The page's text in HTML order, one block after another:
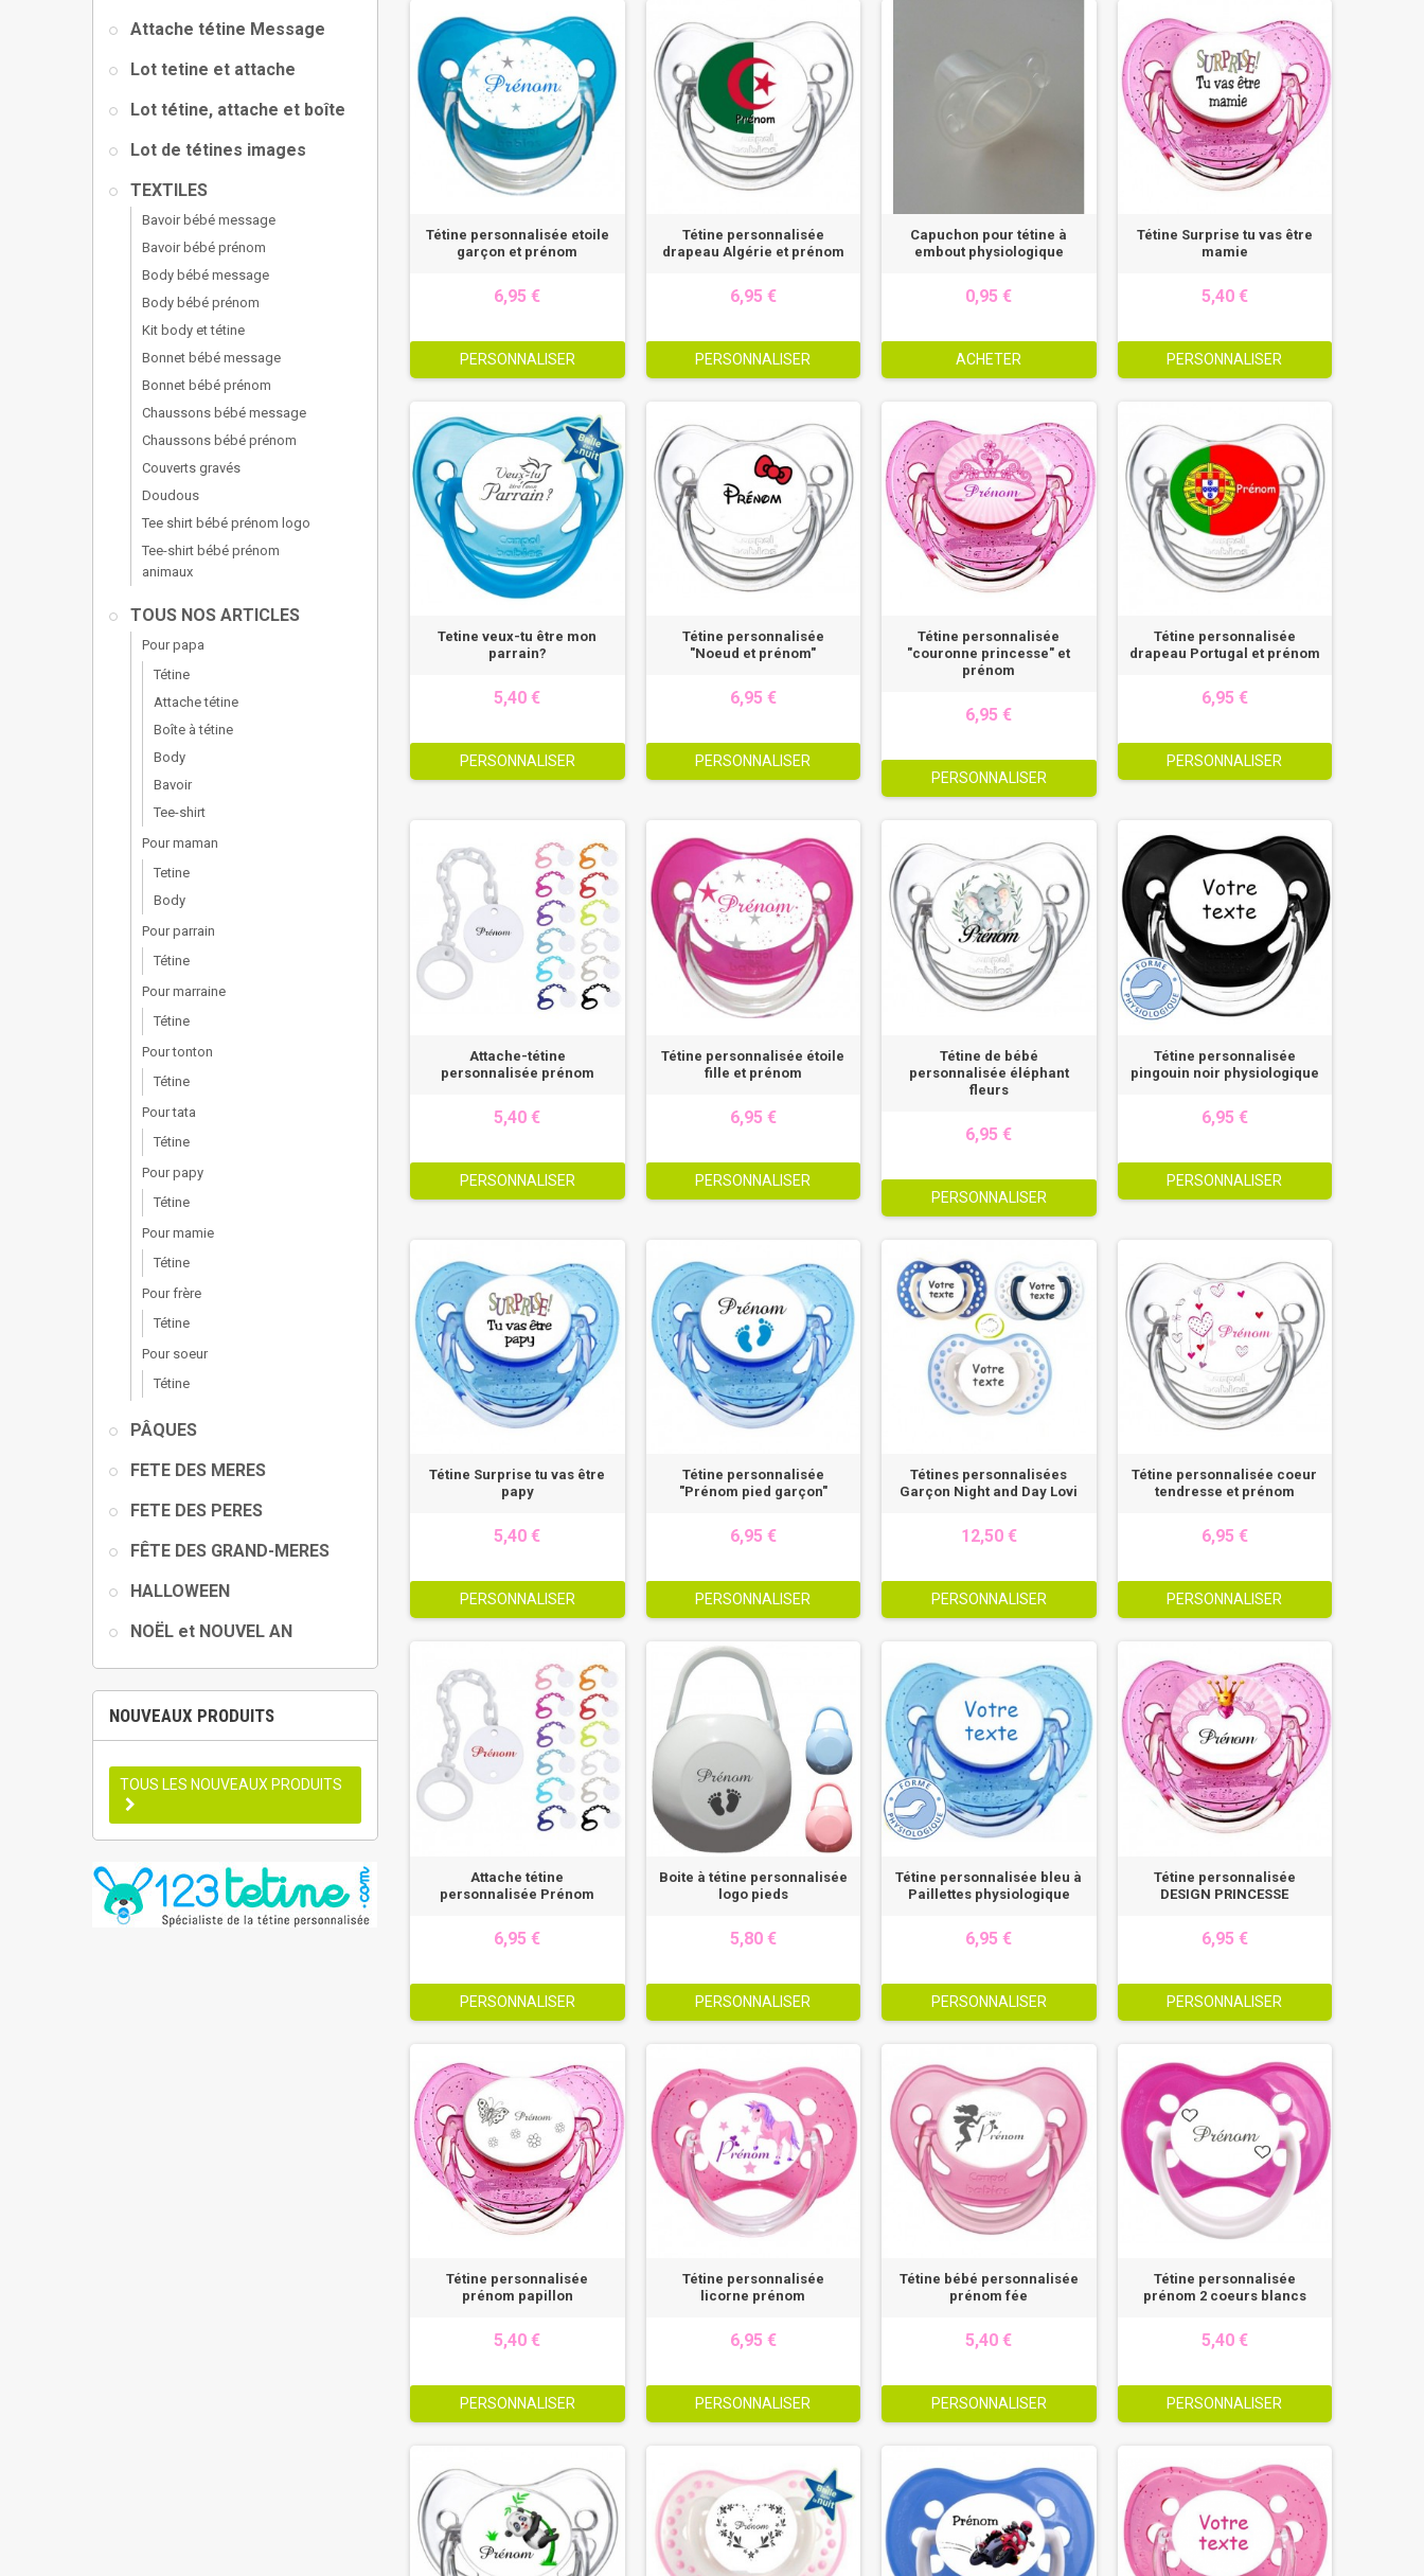
Attache tétine Message
Lot tetine et attache
Lot tétine, attache et boîte
Lot de tétines images
TEXTILES
Bavoir bébé message
Bavoir bébé prénom
Body bébé message
Body bébé prénom
Kit body et tétine
Bonnet bébé message
Bonnet bébé prénom
Chaussons bébé message
Chaussons bébé prénom
Couverts gravés
Doudous
Tee shirt bébé prénom logo
Tee-shirt bébé prénom
animaux
TOUS NOS ARTICLES
Pour papa
Tétine
Attache tétine
Boîte à tétine
Body
Bavoir
Tee-shirt
Pour maman
Tetine
Body
Pour parrain
Tétine
Pour marraine
Tétine
Pour tonton
Tétine
Pour tata
Tétine
Pour papy
Tétine
Pour mamie
Tétine
Pour frère
Tétine
Pour soeur
Tétine
PÂQUES
FETE DES MERES
FETE DES PERES
FÊTE DES GRAND-MERES
HALLOWEEN
NOËL et NOUVEL AN
NOUVEAUX PRODUITS
TOUS LES NOUVEAUX PRODUITS
Tétine personnalisée etoile
garçon et prénom
6,95 €
PERSONNALISER
Tétine personnalisée
drapeau Algérie et prénom
6,95 €
PERSONNALISER
Capuchon pour tétine à
embout physiologique
0,95 €
ACHETER
Tétine Surprise tu vas être
mamie
5,40 €
PERSONNALISER
Tetine veux-tu être mon
parrain?
5,40 €
PERSONNALISER
Tétine personnalisée
"Noeud et prénom"
6,95 €
PERSONNALISER
Tétine personnalisée
"couronne princesse" et
prénom
6,95 €
PERSONNALISER
Tétine personnalisée
drapeau Portugal et prénom
6,95 €
PERSONNALISER
Attache-tétine
personnalisée prénom
5,40 €
PERSONNALISER
Tétine personnalisée étoile
fille et prénom
6,95 €
PERSONNALISER
Tétine de bébé
personnalisée éléphant
fleurs
6,95 €
PERSONNALISER
Tétine personnalisée
pingouin noir physiologique
6,95 €
PERSONNALISER
Tétine Surprise tu vas être
papy
5,40 €
PERSONNALISER
Tétine personnalisée
"Prénom pied garçon"
6,95 €
PERSONNALISER
Tétines personnalisées
Garçon Night and Day Lovi
12,50 €
PERSONNALISER
Tétine personnalisée coeur
tendresse et prénom
6,95 €
PERSONNALISER
Attache tétine
personnalisée Prénom
6,95 €
PERSONNALISER
Boite à tétine personnalisée
logo pieds
5,80 €
PERSONNALISER
Tétine personnalisée bleu à
Paillettes physiologique
6,95 €
PERSONNALISER
Tétine personnalisée
DESIGN PRINCESSE
6,95 €
PERSONNALISER
Tétine personnalisée
prénom papillon
5,40 €
PERSONNALISER
Tétine personnalisée
licorne prénom
6,95 €
PERSONNALISER
Tétine bébé personnalisée
prénom fée
5,40 €
PERSONNALISER
Tétine personnalisée
prénom 2 coeurs blancs
5,40 €
PERSONNALISER